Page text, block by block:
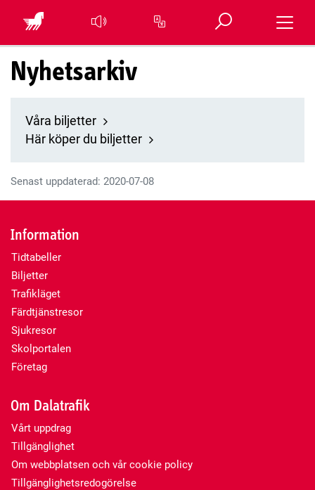
Översätt sidan Öppna
Nyhetsarkiv
Våra biljetter
Här köper du biljetter
Senast uppdaterad: 2020-07-08
Information
Tidtabeller
Biljetter
Trafikläget
Färdtjänstresor
Sjukresor
Skolportalen
Företag
Om Dalatrafik
Vårt uppdrag
Tillgänglighet
Om webbplatsen och vår cookie policy
Tillgänglighetsredogörelse